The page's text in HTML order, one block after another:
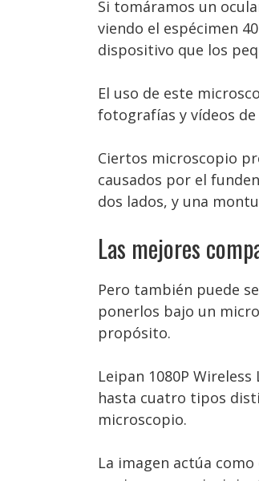
Si tomáramos un
viendo el espécimen
dispositivo que los
El uso de este
fotografías y vídeos
Ciertos microscopio
causados por el
dos lados, y una
Las mejores
Pero también puede
ponerlos bajo un
propósito.
Leipan 1080P
hasta cuatro tipos
microscopio.
La imagen actúa